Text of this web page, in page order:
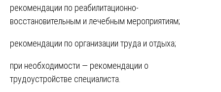
рекомендации по реабилитационно-
восстановительным и лечебным мероприятиям;
рекомендации по организации труда и отдыха;
при необходимости — рекомендации о
трудоустройстве специалиста.